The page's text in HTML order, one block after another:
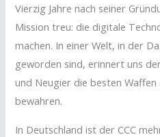
Vierzig Jahre nach seiner
Mission treu: die digitale
machen. In einer Welt, in der
geworden sind, erinnert uns
und Neugier die besten
bewahren.
In Deutschland ist der CCC